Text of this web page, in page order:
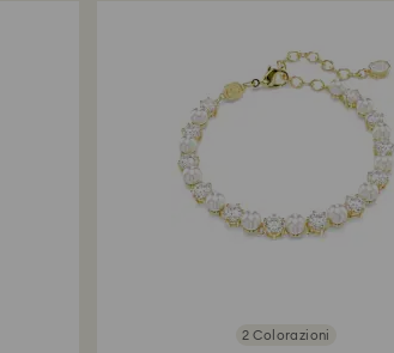
2 Colorazioni